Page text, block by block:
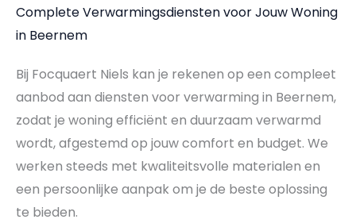
Complete Verwarmingsdiensten voor Jouw Woning
in Beernem
Bij Focquaert Niels kan je rekenen op een compleet
aanbod aan diensten voor verwarming in Beernem,
zodat je woning efficiënt en duurzaam verwarmd
wordt, afgestemd op jouw comfort en budget. We
werken steeds met kwaliteitsvolle materialen en
een persoonlijke aanpak om je de beste oplossing
te bieden.